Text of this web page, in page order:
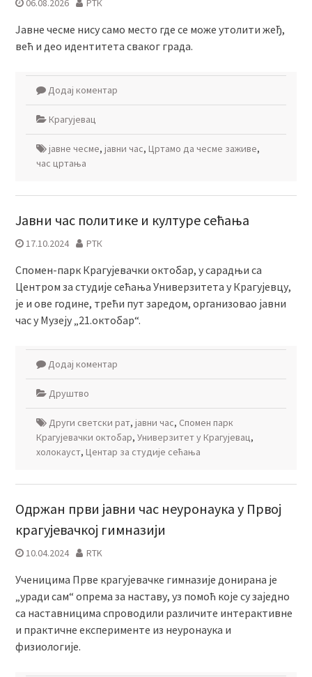
06.08.2026 РТК
Јавне чесме нису само место где се може утолити жеђ,
већ и део идентитета сваког града.
Додај коментар
Крагујевац
јавне чесме, јавни час, Цртамо да чесме заживе,
час цртања
Јавни час политике и културе сећања
17.10.2024 РТК
Спомен-парк Крагујевачки октобар, у сарадњи са
Центром за студије сећања Универзитета у Крагујевцу,
је и ове године, трећи пут заредом, организовао јавни
час у Музеју „21.октобар“.
Додај коментар
Друштво
Други светски рат, јавни час, Спомен парк
Крагујевачки октобар, Универзитет у Крагујевац,
холокауст, Центар за студије сећања
Одржан први јавни час неуронаука у Првој
крагујевачкој гимназији
10.04.2024 RTK
Ученицима Прве крагујевачке гимназије донирана је
„уради сам“ опрема за наставу, уз помоћ које су заједно
са наставницима спроводили различите интерактивне
и практичне експерименте из неуронаука и
физиологије.